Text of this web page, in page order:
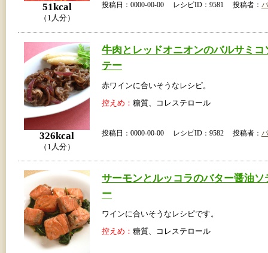
51kcal
（1人分）
投稿日：0000-00-00 レシピID：9581 投稿者：
326kcal
（1人分）
牛肉とレッドオニオンのバルサミコ
テー
赤ワインに合いそうなレシピ。
控えめ： 糖質、コレステロール
投稿日：0000-00-00 レシピID：9582 投稿者：
サーモンとルッコラのバター醤油ソ
ー
ワインに合いそうなレシピです。
控えめ： 糖質、コレステロール